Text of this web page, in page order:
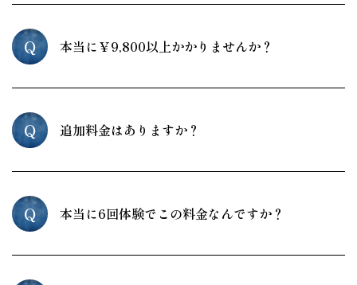
Q 本当に￥9,800以上かかりませんか？
Q 追加料金はありますか？
Q 本当に6回体験でこの料金なんですか？